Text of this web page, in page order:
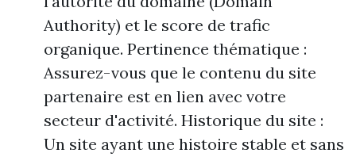
Authority) et le score de trafic
organique. Pertinence thématique :
Assurez-vous que le contenu du site
partenaire est en lien avec votre
secteur d'activité. Historique du site :
Un site ayant une histoire stable et sans